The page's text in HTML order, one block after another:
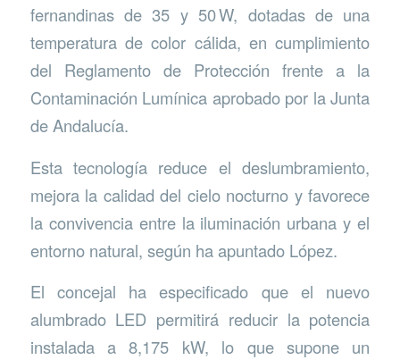
fernandinas de 35 y 50 W, dotadas de una
temperatura de color cálida, en cumplimiento
del Reglamento de Protección frente a la
Contaminación Lumínica aprobado por la Junta
de Andalucía.
Esta tecnología reduce el deslumbramiento,
mejora la calidad del cielo nocturno y favorece
la convivencia entre la iluminación urbana y el
entorno natural, según ha apuntado López.
El concejal ha especificado que el nuevo
alumbrado LED permitirá reducir la potencia
instalada a 8,175 kW, lo que supone un